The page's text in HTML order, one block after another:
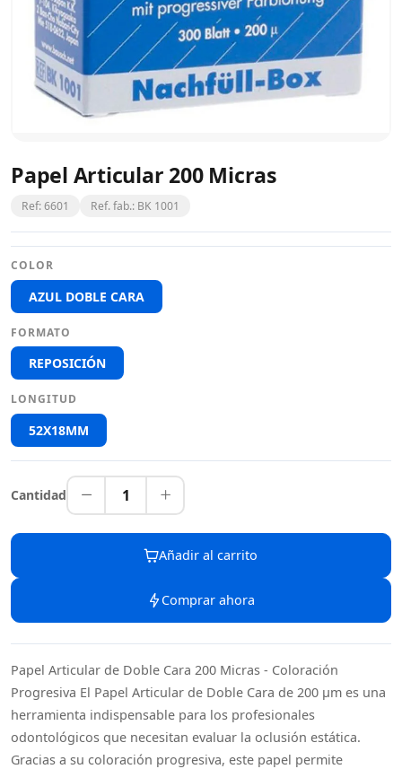
Papel Articular 200 Micras
Ref: 6601 Ref. fab.: BK 1001
COLOR
AZUL DOBLE CARA
FORMATO
REPOSICIÓN
LONGITUD
52X18MM
Cantidad 1
Añadir al carrito
Comprar ahora
Papel Articular de Doble Cara 200 Micras - Coloración
Progresiva El Papel Articular de Doble Cara de 200 µm es una
herramienta indispensable para los profesionales
odontológicos que necesitan evaluar la oclusión estática.
Gracias a su coloración progresiva, este papel permite